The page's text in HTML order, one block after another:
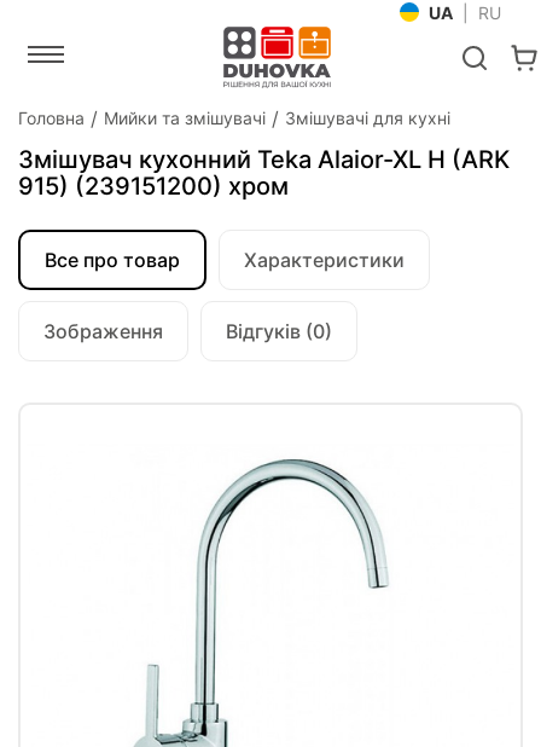
UA RU
Головна Мийки та змішувачі Змішувачі для кухні
Змішувач кухонний Teka Alaior-XL H (ARK
915) (239151200) хром
Все про товар Характеристики
Зображення Відгуків (0)